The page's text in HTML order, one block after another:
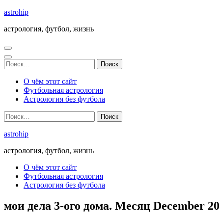
Перейти
содержимому
Enter)
astrohip
астрология, футбол, жизнь
Найти:
О чём этот сайт
Футбольная астрология
Астрология без футбола
Найти:
astrohip
астрология, футбол, жизнь
О чём этот сайт
Футбольная астрология
Астрология без футбола
мои дела 3-ого дома. Месяц December